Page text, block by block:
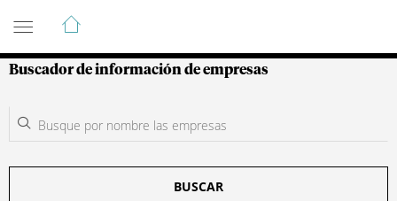
Guía de Empresas Colombianas
Buscador de información de empresas
BUSCAR